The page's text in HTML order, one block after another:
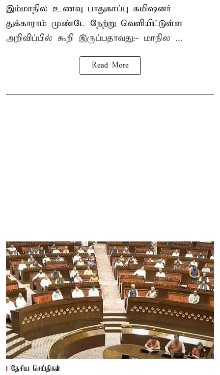
இம்மாநில உணவு பாதுகாப்பு கமிஷனர்
துக்காராம் முண்டே நேற்று வெளியிட்டுள்ள
அறிவிப்பில் கூறி இருப்பதாவது:- மாநில ...
Read More
தேசிய செய்திகள்